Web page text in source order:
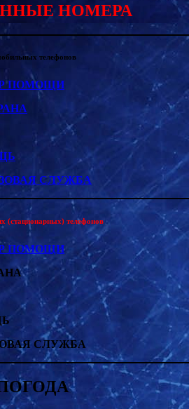
НОМЕРА
телефонов
ПОМОЩИ
СЛУЖБА
(стационарных) телефонов
ПОМОЩИ
СЛУЖБА